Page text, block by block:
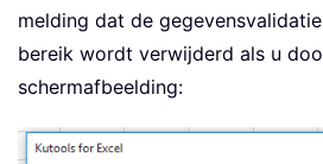
melding dat de
bereik wordt verwijderd als u
schermafbeelding: